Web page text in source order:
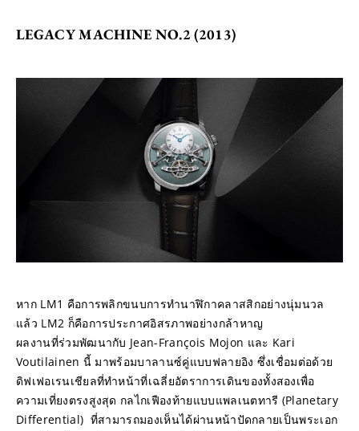
LEGACY MACHINE NO.2 (2013)
หาก LM1 คือการพลิกขนบการทำนาฬิกาคลาสสิกอย่างนุ่มนวล
แล้ว LM2 ก็คือการประกาศอิสรภาพอย่างกล้าหาญ
ผลงานที่ร่วมพัฒนากับ Jean-François Mojon และ Kari
Voutilainen นี้ มาพร้อมบาลานซ์คู่แบบฟลายอิง ซึ่งเชื่อมต่อด้วย
ดิฟเฟอเรนเชียลที่ทำหน้าที่เฉลี่ยอัตราการเดินของทั้งสองเพื่อ
ความเที่ยงตรงสูงสุด กลไกเฟืองท้ายแบบแพลเนตทารี (Planetary
Differential)  ที่สามารถมองเห็นได้ผ่านหน้าปัดกลายเป็นพระเอก